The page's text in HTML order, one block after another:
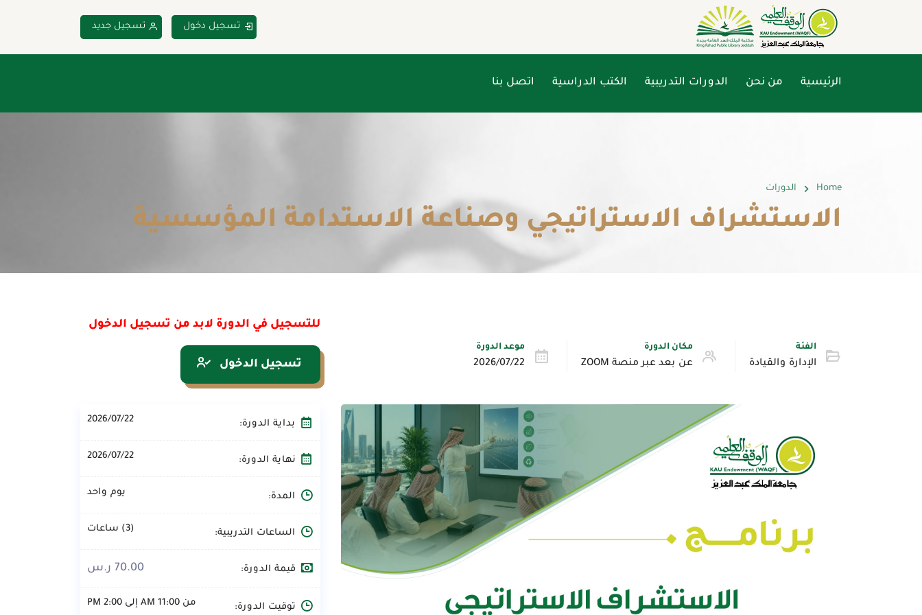
تسجيل دخول تسجيل جديد
الرئيسية من نحن الدورات التدريبية الكتب الدراسية اتصل بنا
Home الدورات
الاستشراف الاستراتيجي وصناعة الاستدامة المؤسسية
الفئة
الإدارة والقيادة
مكان الدورة
عن بعد عبر منصة ZOOM
موعد الدورة
2026/07/22
للتسجيل في الدورة لابد من تسجيل الدخول
تسجيل الدخول
بداية الدورة: 2026/07/22
نهاية الدورة: 2026/07/22
المدة: يوم واحد
الساعات التدريبية: (3) ساعات
قيمة الدورة: 70.00 ر.س
توقيت الدورة: من 11:00 AM إلى 2:00 PM